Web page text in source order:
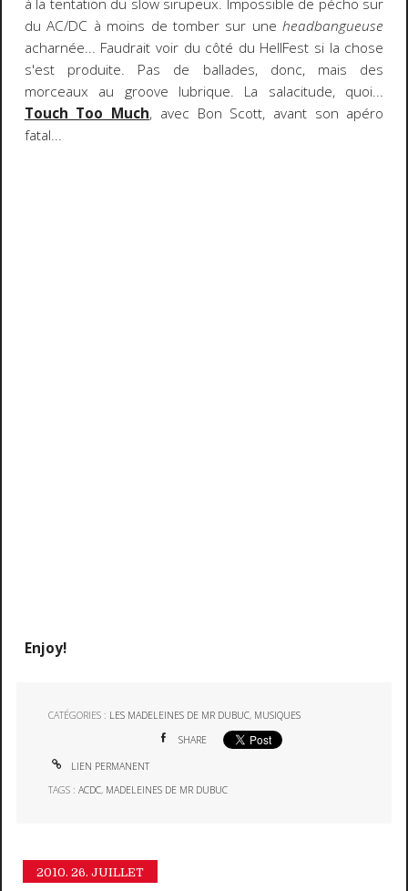
à la tentation du slow sirupeux. Impossible de pécho sur
du AC/DC à moins de tomber sur uneheadbangueuse
acharnée... Faudrait voir du côté du HellFest si la chose
s'est produite. Pas de ballades, donc, mais des
morceaux au groove lubrique. La salacitude, quoi...
Touch Too Much, avec Bon Scott, avant son apéro
fatal...
Enjoy!
CATÉGORIES : LES MADELEINES DE MR DUBUC, MUSIQUES
SHARE
LIEN PERMANENT
TAGS :ACDC, MADELEINES DE MR DUBUC
2010. 26. JUILLET